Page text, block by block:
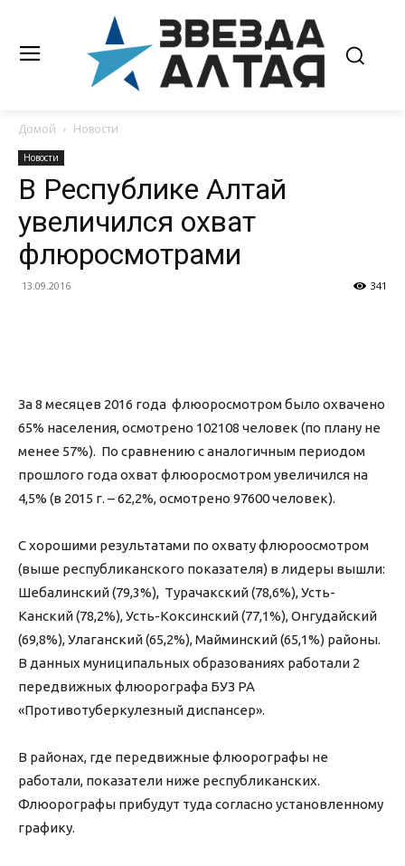
Домой Новости
Новости
В Республике Алтай
увеличился охват
флюросмотрами
13.09.2016 341
За 8 месяцев 2016 года флюоросмотром было охвачено
65% населения, осмотрено 102108 человек (по плану не
менее 57%). По сравнению с аналогичным периодом
прошлого года охват флюоросмотром увеличился на
4,5% (в 2015 г. – 62,2%, осмотрено 97600 человек).
С хорошими результатами по охвату флюроосмотром
(выше республиканского показателя) в лидеры вышли:
Шебалинский (79,3%), Турачакский (78,6%), Усть-
Канский (78,2%), Усть-Коксинский (77,1%), Онгудайский
(69,8%), Улаганский (65,2%), Майминский (65,1%) районы.
В данных муниципальных образованиях работали 2
передвижных флюорографа БУЗ РА
«Противотуберкулезный диспансер».
В районах, где передвижные флюорографы не
работали, показатели ниже республиканских.
Флюорографы прибудут туда согласно установленному
графику.